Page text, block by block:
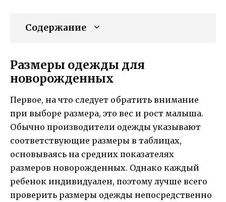
Содержание
Размеры одежды для
новорожденных
Первое, на что следует обратить внимание
при выборе размера, это вес и рост малыша.
Обычно производители одежды указывают
соответствующие размеры в таблицах,
основываясь на средних показателях
размеров новорожденных. Однако каждый
ребенок индивидуален, поэтому лучше всего
проверить размеры одежды непосредственно